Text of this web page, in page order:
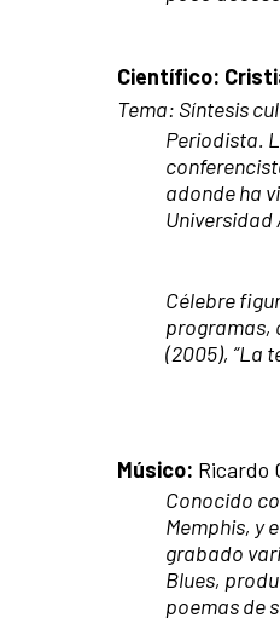
Científico:
Tema: Síntesis
Periodista.
adonde ha
Universidad
Célebre
programas,
(2005), “La
Músico: Ricardo
Conocido
Memphis, y
grabado
Blues,
poemas de